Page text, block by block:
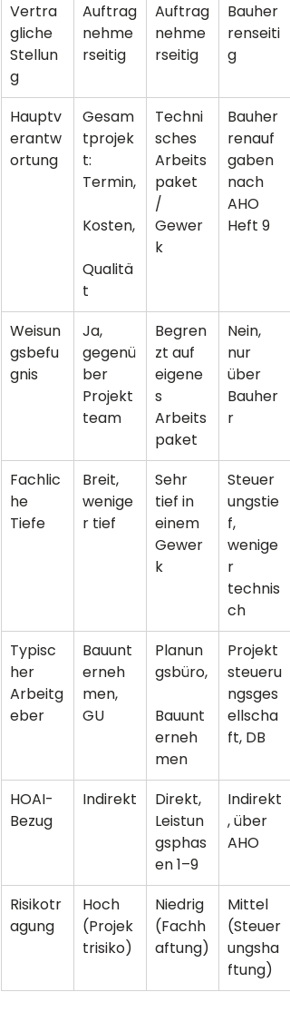
Vertra
gliche
Stellun
g
Auftrag
nehme
rseitig
Auftrag
nehme
rseitig
Bauher
renseiti
g
Hauptv
erantw
ortung
Gesam
tprojek
t:
Termin,
Kosten,
Qualitä
t
Techni
sches
Arbeits
paket
/
Gewer
k
Bauher
renauf
gaben
nach
AHO
Heft 9
Weisun
gsbefu
gnis
Ja,
gegenü
ber
Projekt
team
Begren
zt auf
eigene
s
Arbeits
paket
Nein,
nur
über
Bauher
r
Fachlic
he
Tiefe
Breit,
wenige
r tief
Sehr
tief in
einem
Gewer
k
Steuer
ungstie
f,
wenige
r
technis
ch
Typisc
her
Arbeitg
eber
Bauunt
erneh
men,
GU
Planun
gsbüro,
Bauunt
erneh
men
Projekt
steueru
ngsges
ellscha
ft, DB
HOAI-
Bezug
Indirekt
Direkt,
Leistun
gsphas
en 1–9
Indirekt
, über
AHO
Risikotr
agung
Hoch
(Projek
trisiko)
Niedrig
(Fachh
aftung)
Mittel
(Steuer
ungsha
ftung)